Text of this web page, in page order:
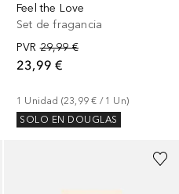
Feel the Love
Set de fragancia
PVR 29,99 €
23,99 €
1 Unidad (23,99 € / 1 Un)
SOLO EN DOUGLAS